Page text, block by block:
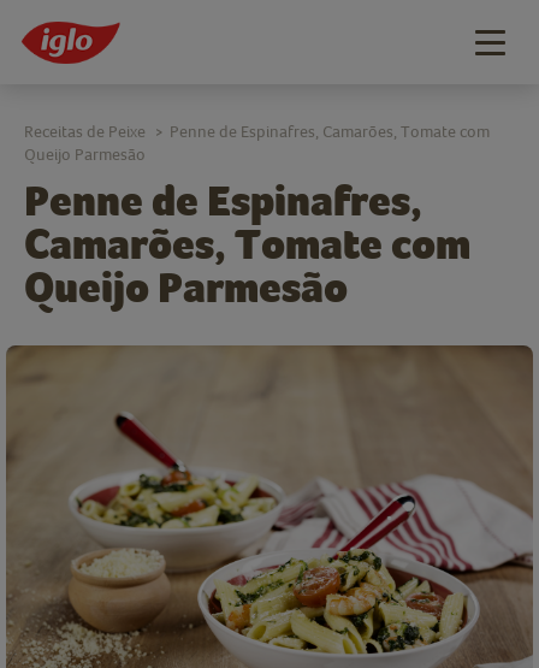
Penne de Espinafres,
Camarões, Tomate com
Queijo Parmesão
Receitas de Peixe > Penne de Espinafres, Camarões, Tomate com
Queijo Parmesão